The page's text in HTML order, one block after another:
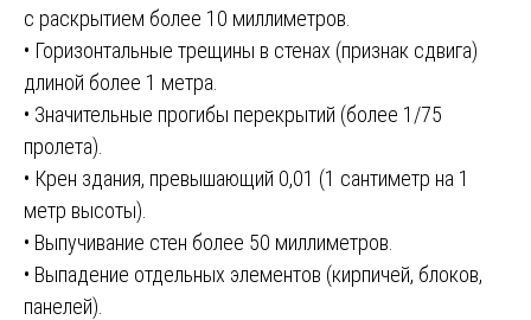
с раскрытием более 10 миллиметров.
• Горизонтальные трещины в стенах (признак сдвига)
длиной более 1 метра.
• Значительные прогибы перекрытий (более 1/75
пролета).
• Крен здания, превышающий 0,01 (1 сантиметр на 1
метр высоты).
• Выпучивание стен более 50 миллиметров.
• Выпадение отдельных элементов (кирпичей, блоков,
панелей).